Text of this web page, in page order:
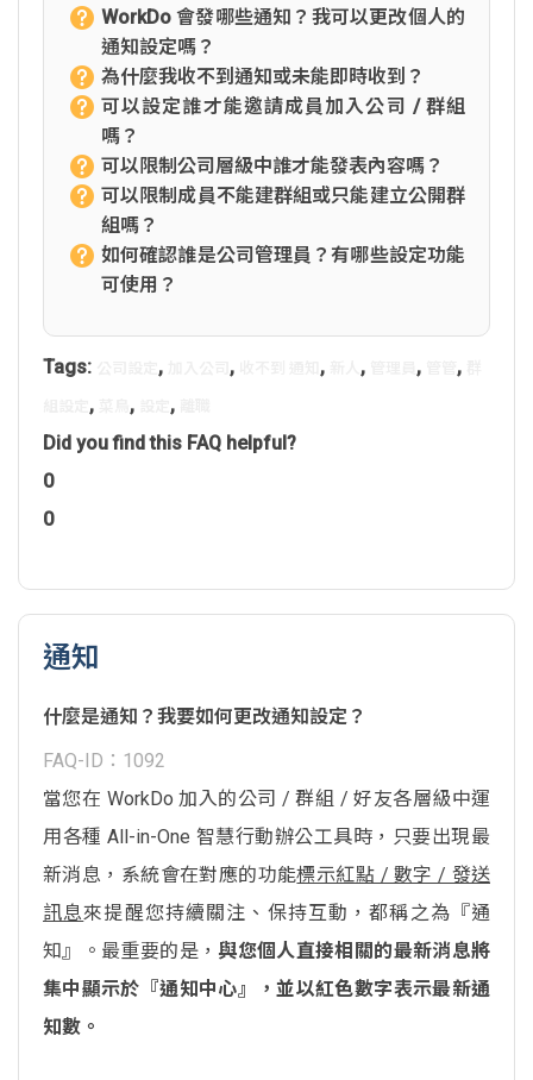
WorkDo 會發哪些通知？我可以更改個人的
通知設定嗎？
為什麼我收不到通知或未能即時收到？
可以設定誰才能邀請成員加入公司 / 群組
嗎？
可以限制公司層級中誰才能發表內容嗎？
可以限制成員不能建群組或只能建立公開群
組嗎？
如何確認誰是公司管理員？有哪些設定功能
可使用？
Tags: , , , , , ,
, , ,
Did you find this FAQ helpful?
0
0
通知
什麼是通知？我要如何更改通知設定？
FAQ-ID：1092
當您在 WorkDo 加入的公司 / 群組 / 好友各層級中運
用各種 All-in-One 智慧行動辦公工具時，只要出現最
新消息，系統會在對應的功能標示紅點 / 數字 / 發送
訊息來提醒您持續關注、保持互動，都稱之為『通
知』。最重要的是， 與您個人直接相關的最新消息將
集中顯示於『通知中心』，並以紅色數字表示最新通
知數。